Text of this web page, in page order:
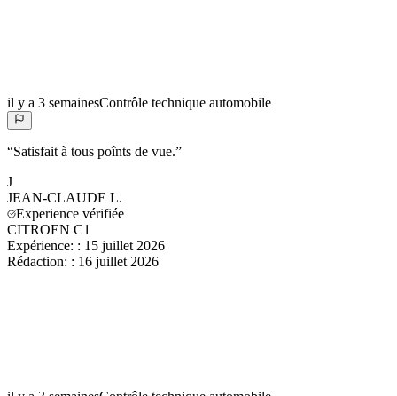
il y a 3 semainesContrôle technique automobile
“Satisfait à tous poînts de vue.”
J
JEAN-CLAUDE L.
Experience vérifiée
CITROEN C1
Expérience: : 15 juillet 2026
Rédaction: : 16 juillet 2026